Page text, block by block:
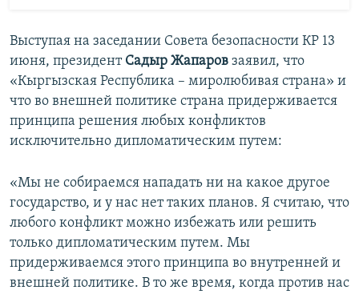
Выступая на заседании Совета безопасности КР 13
июня, президент Садыр Жапаров заявил, что
«Кыргызская Республика – миролюбивая страна» и
что во внешней политике страна придерживается
принципа решения любых конфликтов
исключительно дипломатическим путем:
«Мы не собираемся нападать ни на какое другое
государство, и у нас нет таких планов. Я считаю, что
любого конфликт можно избежать или решить
только дипломатическим путем. Мы
придерживаемся этого принципа во внутренней и
внешней политике. В то же время, когда против нас